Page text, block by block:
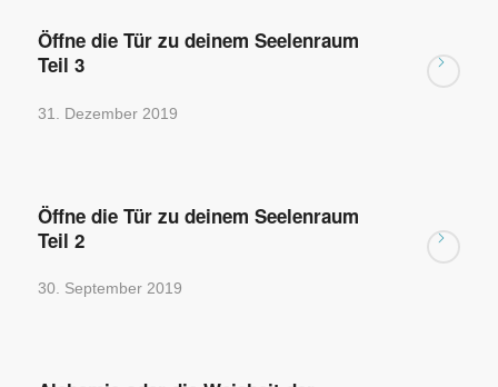
Öffne die Tür zu deinem Seelenraum
Teil 3
31. Dezember 2019
Öffne die Tür zu deinem Seelenraum
Teil 2
30. September 2019